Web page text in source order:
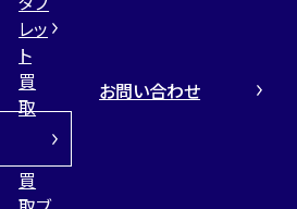
レッ
ト
買
取
買
お問い合わせ